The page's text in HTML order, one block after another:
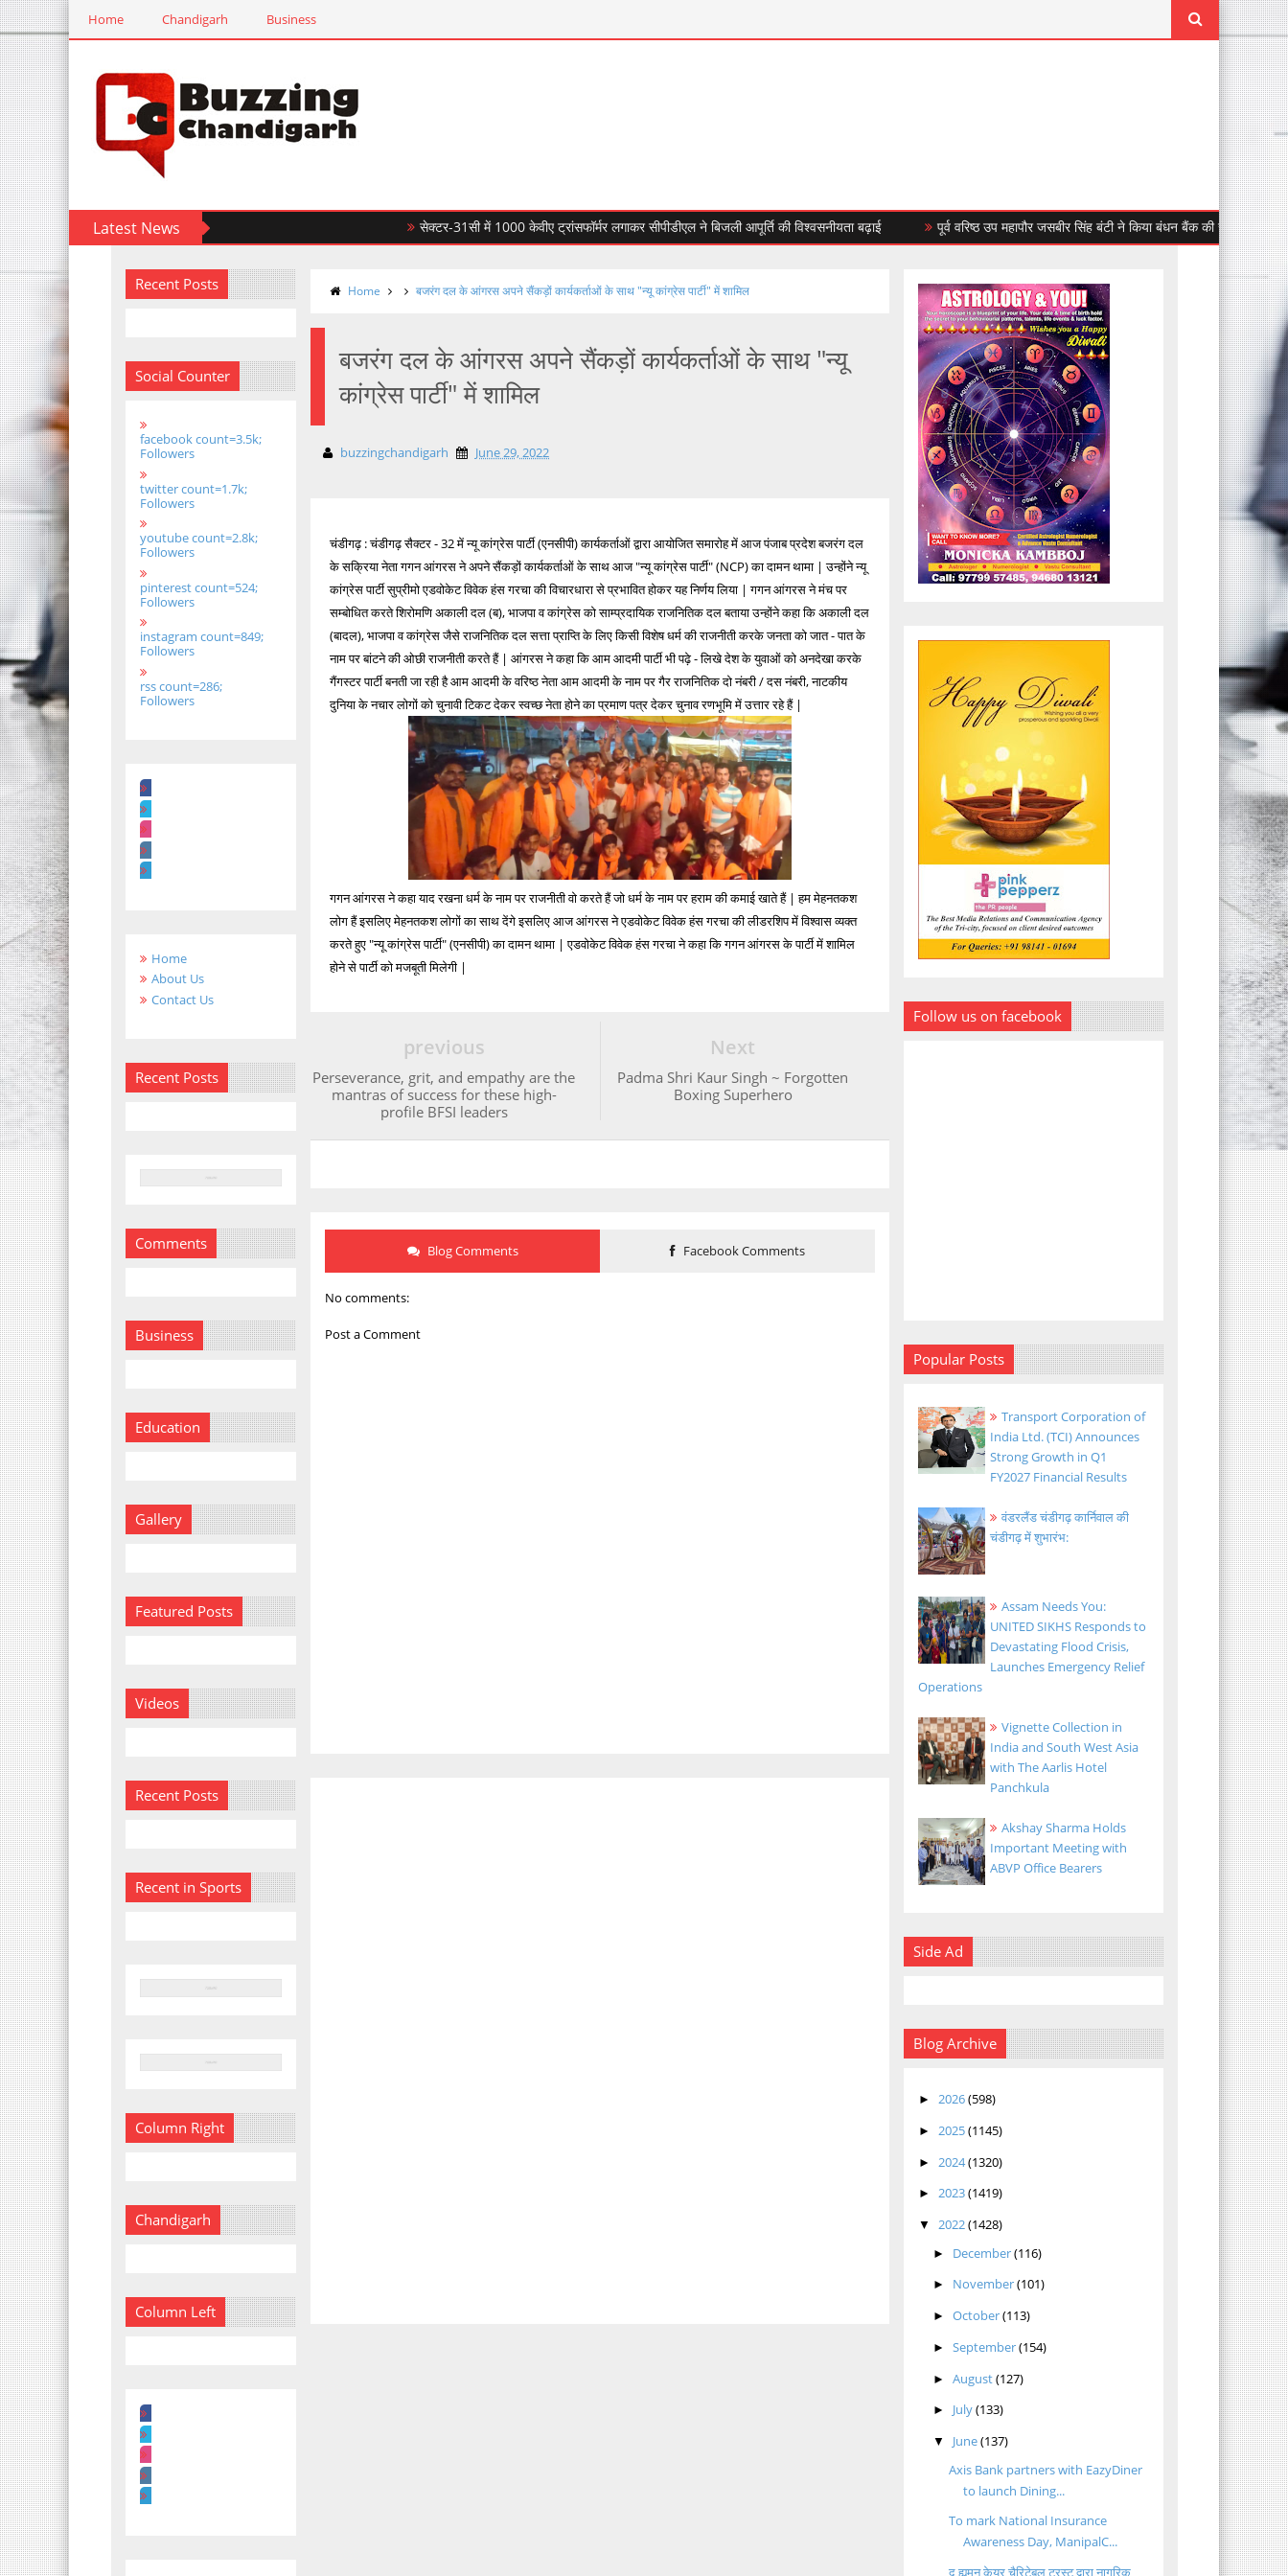
Home Chandigarh Business
Latest News सेक्टर-31सी में 1000 केवीए ट्रांसफॉर्मर लगाकर सीपीडीएल ने बिजली आपूर्ति की विश्वसनीयता बढ़ाई पूर्व वरिष्ठ उप महापौर जसबीर सिंह बंटी ने किया बंधन बैंक की सेक्टर-47डी शाखा का
Recent Posts
Social Counter
facebook count=3.5k;
Followers
twitter count=1.7k;
Followers
youtube count=2.8k;
Followers
pinterest count=524;
Followers
instagram count=849;
Followers
rss count=286;
Followers
Home
About Us
Contact Us
Recent Posts
Comments
Business
Education
Gallery
Featured Posts
Videos
Recent Posts
Recent in Sports
Column Right
Chandigarh
Column Left
Home बजरंग दल के आंगरस अपने सैंकड़ों कार्यकर्ताओं के साथ "न्यू कांग्रेस पार्टी" में शामिल
बजरंग दल के आंगरस अपने सैंकड़ों कार्यकर्ताओं के साथ "न्यू
कांग्रेस पार्टी" में शामिल
buzzingchandigarh June 29, 2022
चंडीगढ़ : चंडीगढ़ सैक्टर - 32 में न्यू कांग्रेस पार्टी (एनसीपी) कार्यकर्ताओं द्वारा आयोजित समारोह में आज पंजाब प्रदेश बजरंग दल
के सक्रिया नेता गगन आंगरस ने अपने सैंकड़ों कार्यकर्ताओं के साथ आज "न्यू कांग्रेस पार्टी" (NCP) का दामन थामा | उन्होंने न्यू
कांग्रेस पार्टी सुप्रीमो एडवोकेट विवेक हंस गरचा की विचारधारा से प्रभावित होकर यह निर्णय लिया | गगन आंगरस ने मंच पर
सम्बोधित करते शिरोमणि अकाली दल (ब), भाजपा व कांग्रेस को साम्प्रदायिक राजनितिक दल बताया उन्होंने कहा कि अकाली दल
(बादल), भाजपा व कांग्रेस जैसे राजनितिक दल सत्ता प्राप्ति के लिए किसी विशेष धर्म की राजनीती करके जनता को जात - पात के
नाम पर बांटने की ओछी राजनीती करते हैं | आंगरस ने कहा कि आम आदमी पार्टी भी पढ़े - लिखे देश के युवाओं को अनदेखा करके
गैंगस्टर पार्टी बनती जा रही है आम आदमी के वरिष्ठ नेता आम आदमी के नाम पर गैर राजनितिक दो नंबरी / दस नंबरी, नाटकीय
दुनिया के नचार लोगों को चुनावी टिकट देकर स्वच्छ नेता होने का प्रमाण पत्र देकर चुनाव रणभूमि में उत्तार रहे हैं |
गगन आंगरस ने कहा याद रखना धर्म के नाम पर राजनीती वो करते हैं जो धर्म के नाम पर हराम की कमाई खाते हैं | हम मेहनतकश
लोग हैं इसलिए मेहनतकश लोगों का साथ देंगे इसलिए आज आंगरस ने एडवोकेट विवेक हंस गरचा की लीडरशिप में विश्वास व्यक्त
करते हुए "न्यू कांग्रेस पार्टी" (एनसीपी) का दामन थामा | एडवोकेट विवेक हंस गरचा ने कहा कि गगन आंगरस के पार्टी में शामिल
होने से पार्टी को मजबूती मिलेगी |
Next
Padma Shri Kaur Singh ~ Forgotten
Boxing Superhero
previous
Perseverance, grit, and empathy are the
mantras of success for these high-
profile BFSI leaders
Blog Comments Facebook Comments
No comments:
Post a Comment
Follow us on facebook
Popular Posts
Transport Corporation of
India Ltd. (TCI) Announces
Strong Growth in Q1
FY2027 Financial Results
वंडरलैंड चंडीगढ़ कार्निवाल की
चंडीगढ़ में शुभारंभ:
Assam Needs You:
UNITED SIKHS Responds to
Devastating Flood Crisis,
Launches Emergency Relief
Operations
Vignette Collection in
India and South West Asia
with The Aarlis Hotel
Panchkula
Akshay Sharma Holds
Important Meeting with
ABVP Office Bearers
Side Ad
Blog Archive
► 2026(598)
► 2025(1145)
► 2024(1320)
► 2023(1419)
▼ 2022(1428)
► December(116)
► November(101)
►October(113)
►September(154)
►August(127)
► July(133)
▼ June(137)
Axis Bank partners with EazyDiner
to launch Dining...
To mark National Insurance
Awareness Day, ManipalC...
द ह्युमन केयर चैरिटेबल ट्रस्ट द्वारा नागरिक